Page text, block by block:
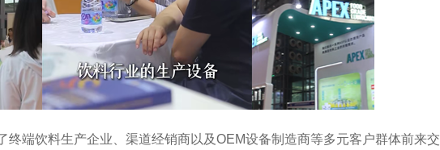
终端饮料生产企业、渠道经销商以及OEM设备制造商等多元客户群体前来交